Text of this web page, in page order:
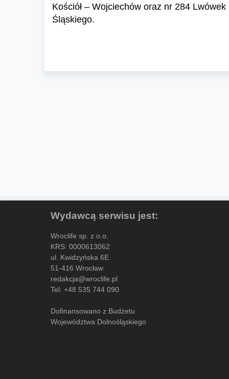
Kościół – Wojciechów oraz nr 284
Śląskiego.
Wydawcą serwisu jest:
Wroclife sp. z o.o.
KRS: 0000613062
ul. Kwidzyńska 6E
51-416 Wrocław
redakcja@wroclife.pl
Tel: +48 535 744 090
Dofinansowano z Budżetu
Województwa Dolnośląskiego